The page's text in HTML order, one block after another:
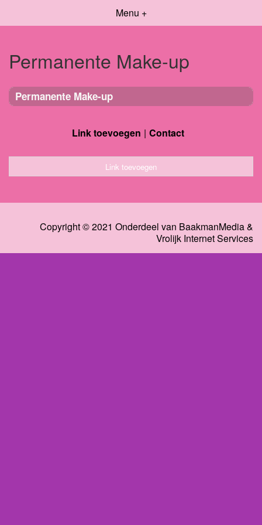
Menu +
Permanente Make-up
Permanente Make-up
Link toevoegen Contact
Link toevoegen
Copyright © 2021 Onderdeel van BaakmanMedia&
Vrolijk Internet Services